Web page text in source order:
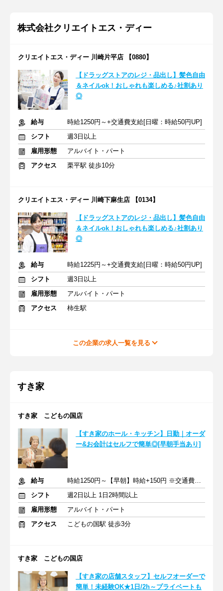
株式会社クリエイトエス・ディー
クリエイトエス・ディー 川崎片平店 【0880】
【ドラッグストアのレジ・品出し】髪色自由
＆ネイルok！おしゃれも楽しめる♪社割あり
◎
給与
時給1250円～+交通費支給[日曜：時給50円UP]
シフト
週3日以上
雇用形態
アルバイト・パート
アクセス
栗平駅 徒歩10分
クリエイトエス・ディー 川崎下麻生店 【0134】
【ドラッグストアのレジ・品出し】髪色自由
＆ネイルok！おしゃれも楽しめる♪社割あり
◎
給与
時給1225円～+交通費支給[日曜：時給50円UP]
シフト
週3日以上
雇用形態
アルバイト・パート
アクセス
柿生駅
この企業の求人一覧を見る
すき家
すき家 こどもの国店
【すき家のホール・キッチン】日勤｜オーダ
ー&お会計はセルフで簡単◎[早朝手当あり]
給与
時給1250円～【早朝】時給+150円 ※交通費支給
シフト
週2日以上 1日2時間以上
雇用形態
アルバイト・パート
アクセス
こどもの国駅 徒歩3分
すき家 こどもの国店
【すき家の店舗スタッフ】セルフオーダーで
簡単！未経験OK★1日/2h～プライベートも